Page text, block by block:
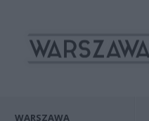
WARSZAWA